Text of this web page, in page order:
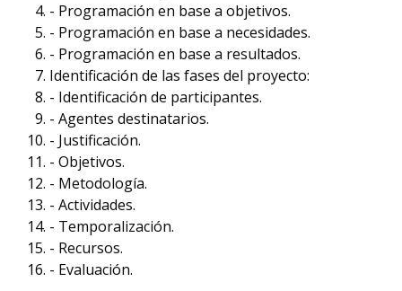
- Programación en base a objetivos.
- Programación en base a necesidades.
- Programación en base a resultados.
Identificación de las fases del proyecto:
- Identificación de participantes.
- Agentes destinatarios.
- Justificación.
- Objetivos.
- Metodología.
- Actividades.
- Temporalización.
- Recursos.
- Evaluación.